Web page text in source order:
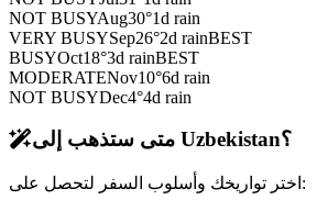
NOT BUSYAug30°1d rain
VERY BUSYSep26°2d rainBEST
BUSYOct18°3d rainBEST
MODERATENov10°6d rain
NOT BUSYDec4°4d rain
متى ستذهب إلى Uzbekistan؟
اختر تواريخك وأسلوب السفر لتحصل على: